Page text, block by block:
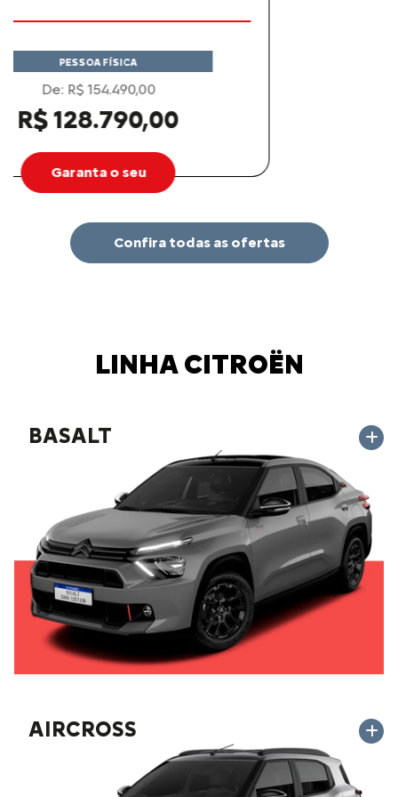
De: R$ 129.890,00
R$ 119.690,00
Garanta o seu
Confira todas as ofertas
LINHA CITROËN
BASALT
AIRCROSS